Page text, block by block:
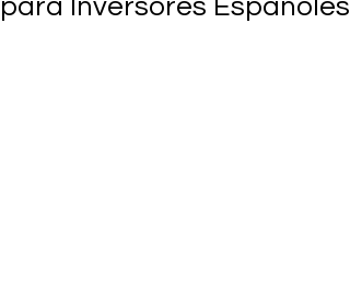
para Inversores Españoles